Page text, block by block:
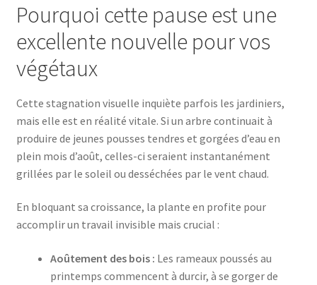
Pourquoi cette pause est une
excellente nouvelle pour vos
végétaux
Cette stagnation visuelle inquiète parfois les jardiniers,
mais elle est en réalité vitale. Si un arbre continuait à
produire de jeunes pousses tendres et gorgées d’eau en
plein mois d’août, celles-ci seraient instantanément
grillées par le soleil ou desséchées par le vent chaud.
En bloquant sa croissance, la plante en profite pour
accomplir un travail invisible mais crucial :
Aoûtement des bois : Les rameaux poussés au
printemps commencent à durcir, à se gorger de